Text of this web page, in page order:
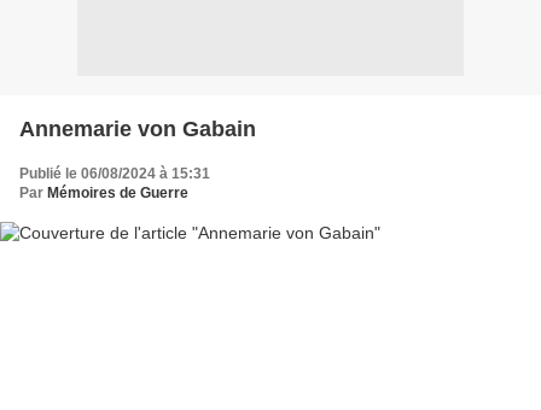
Annemarie von Gabain
Publié le 06/08/2024 à 15:31
Par Mémoires de Guerre